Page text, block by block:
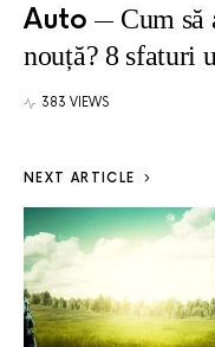
Auto
Cum să
nouță? 8 sfaturi
383 VIEWS
NEXT ARTICLE